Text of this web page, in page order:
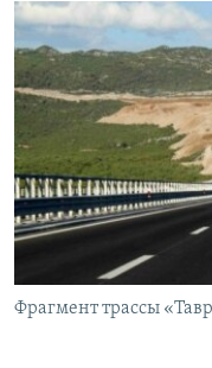
Фрагмент трассы